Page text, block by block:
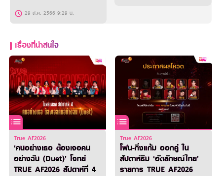
29 ส.ค. 2566 9:29 น.
เรื่องที่น่าสนใจ
True AF2026
‘คนอย่างเธอ ต้องเจอคน
อย่างฉัน (Duet)’ โจทย์
TRUE AF2026 สัปดาห์ที่ 4
True AF2026
โฟน-กิ่งแก้ม ออกคู่ ใน
สัปดาห์ธีม ‘อัตลักษณ์ไทย’
รายการ TRUE AF2026